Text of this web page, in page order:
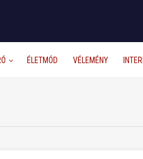
ÉLETMÓD VÉLEMÉNY